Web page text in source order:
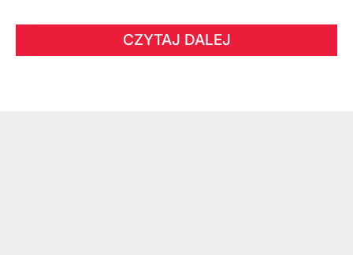
CZYTAJ DALEJ